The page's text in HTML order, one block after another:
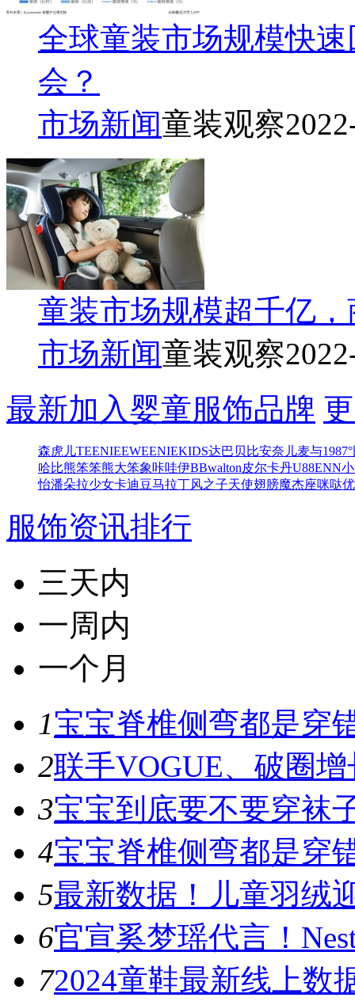
全球童装市场规模快
会？
市场新闻童装观察
童装市场规模超千亿
市场新闻童装观察
最新加入婴童服饰品牌
森虎儿TEENIEEWEENIEKIDS达巴贝比安奈儿麦与1987°
哈比熊笨笨熊大笨象咔哇伊BBwalton皮尔卡丹U88ENN
怡潘朵拉少女卡迪豆马拉丁风之子天使翅膀魔杰座咪哒
服饰资讯排行
三天内
一周内
一个月
1宝宝脊椎侧弯都是穿
2联手VOGUE、破圈
3宝宝到底要不要穿袜
4宝宝脊椎侧弯都是穿
5最新数据！儿童羽绒
6官宣奚梦瑶代言！
7​2024童鞋最新线上数